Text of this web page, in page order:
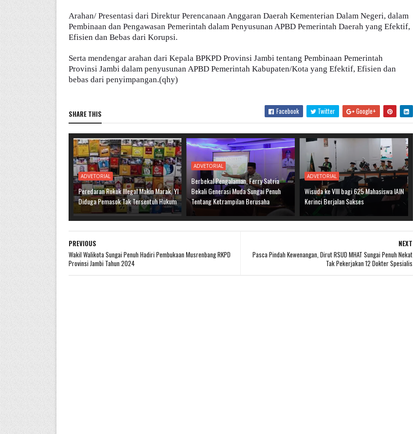
Arahan/ Presentasi dari Direktur Perencanaan Anggaran Daerah Kementerian Dalam Negeri, dalam
Pembinaan dan Pengawasan Pemerintah dalam Penyusunan APBD Pemerintah Daerah yang Efektif,
Efisien dan Bebas dari Korupsi.
Serta mendengar arahan dari Kepala BPKPD Provinsi Jambi tentang Pembinaan Pemerintah
Provinsi Jambi dalam penyusunan APBD Pemerintah Kabupaten/Kota yang Efektif, Efisien dan
bebas dari penyimpangan.(qhy)
SHARE THIS Facebook Twitter Google+
ADVETORIAL
Peredaran Rokok Illegal Makin Marak, YI
Diduga Pemasok Tak Tersentuh Hukum
ADVETORIAL
Berbekal Pengalaman, Ferry Satria
Bekali Generasi Muda Sungai Penuh
Tentang Ketrampilan Berusaha
ADVETORIAL
Wisuda ke VIII bagi 625 Mahasiswa IAIN
Kerinci Berjalan Sukses
NEXT
Pasca Pindah Kewenangan, Dirut RSUD MHAT Sungai Penuh Nekat
Tak Pekerjakan 12 Dokter Spesialis
PREVIOUS
Wakil Walikota Sungai Penuh Hadiri Pembukaan Musrenbang RKPD
Provinsi Jambi Tahun 2024